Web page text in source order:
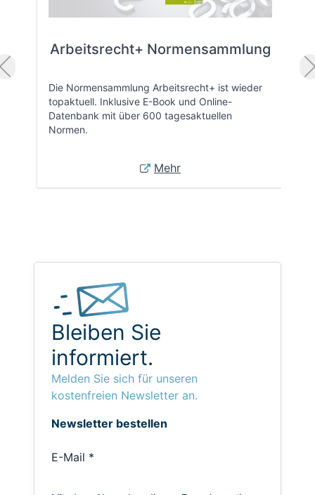
Arbeitsrecht+ Normensammlung
Die Normensammlung Arbeitsrecht+ ist wieder
topaktuell. Inklusive E-Book und Online-
Datenbank mit über 600 tagesaktuellen
Normen.
Mehr
Bleiben Sie
informiert.
Melden Sie sich für unseren
kostenfreien Newsletter an.